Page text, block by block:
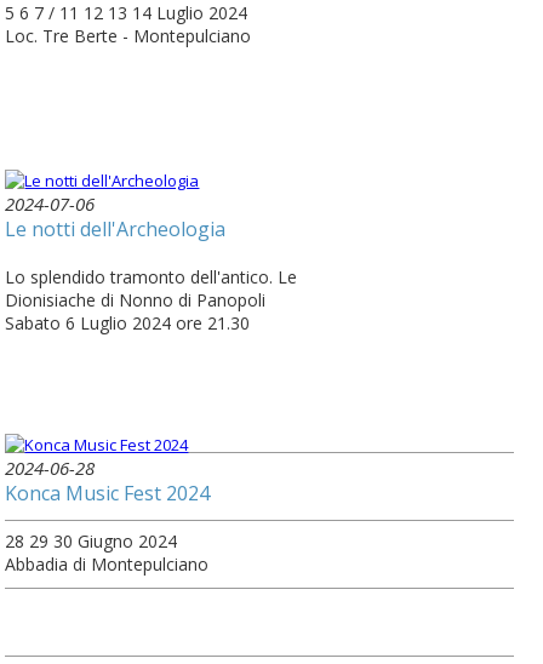
5 6 7 / 11 12 13 14 Luglio 2024
Loc. Tre Berte - Montepulciano
2024-07-06
Le notti dell'Archeologia
Lo splendido tramonto dell'antico. Le
Dionisiache di Nonno di Panopoli
Sabato 6 Luglio 2024 ore 21.30
2024-06-28
Konca Music Fest 2024
28 29 30 Giugno 2024
Abbadia di Montepulciano